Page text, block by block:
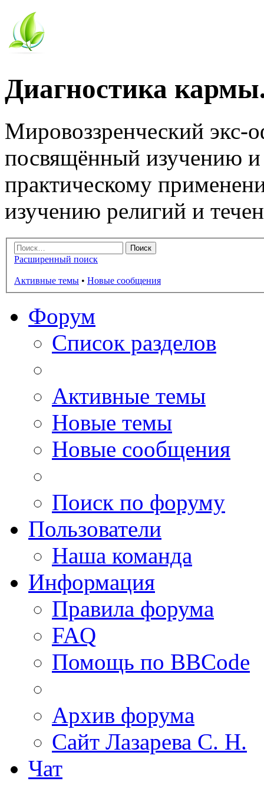
Диагностика
Мировоззренческий
посвящённый изучению
практическому
изучению религий и
Расширенный поиск
Активные темы • Новые сообщения
Форум
Список разделов
Активные темы
Новые темы
Новые сообщения
Поиск по форуму
Пользователи
Наша команда
Информация
Правила форума
FAQ
Помощь по BBCode
Архив форума
Сайт Лазарева С. Н.
Чат